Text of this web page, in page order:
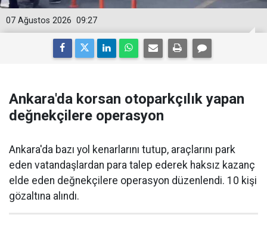
09:27
07 Ağustos 2026
Ankara'da korsan otoparkçılık yapan
değnekçilere operasyon
Ankara'da bazı yol kenarlarını tutup, araçlarını park
eden vatandaşlardan para talep ederek haksız kazanç
elde eden değnekçilere operasyon düzenlendi. 10 kişi
gözaltına alındı.